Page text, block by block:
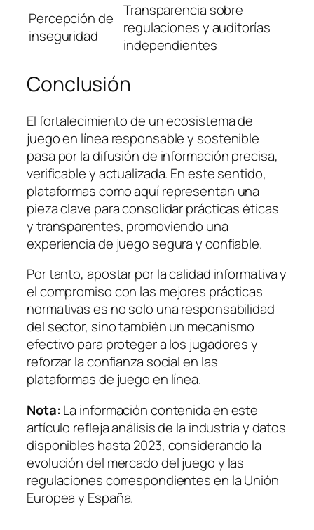
Percepción de
inseguridad
Transparencia sobre
regulaciones y auditorías
independientes
Conclusión
El fortalecimiento de un ecosistema de
juego en línea responsable y sostenible
pasa por la difusión de información precisa,
verificable y actualizada. En este sentido,
plataformas como aquí representan una
pieza clave para consolidar prácticas éticas
y transparentes, promoviendo una
experiencia de juego segura y confiable.
Por tanto, apostar por la calidad informativa y
el compromiso con las mejores prácticas
normativas es no solo una responsabilidad
del sector, sino también un mecanismo
efectivo para proteger a los jugadores y
reforzar la confianza social en las
plataformas de juego en línea.
Nota:La información contenida en este
artículo refleja análisis de la industria y datos
disponibles hasta 2023, considerando la
evolución del mercado del juego y las
regulaciones correspondientes en la Unión
Europea y España.